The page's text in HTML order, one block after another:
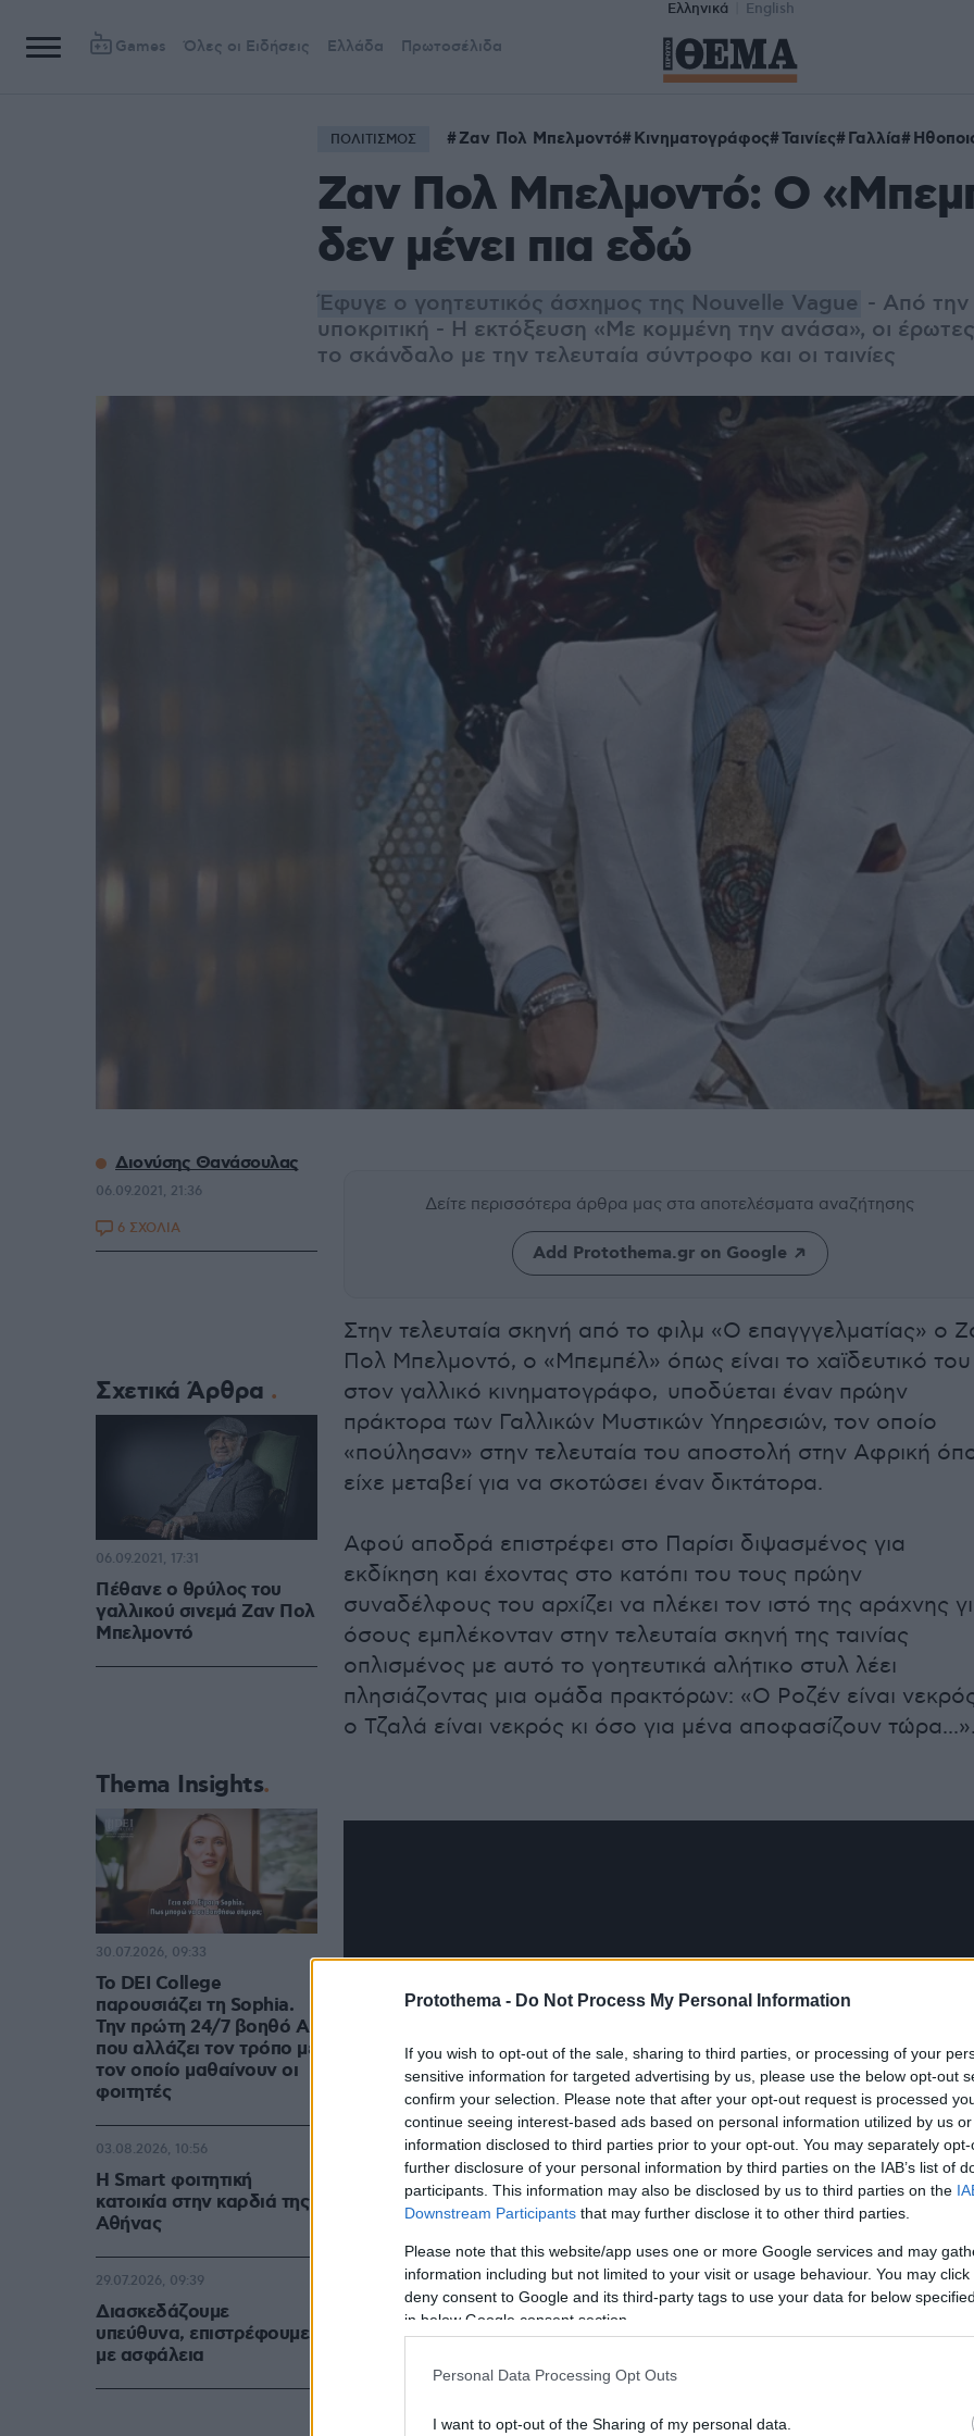
Protothema - Do Not Process My Personal Information
If you wish to opt-out of the sale, sharing to third parties, or processing of your
sensitive information for targeted advertising by us, please use the below opt-out
confirm your selection. Please note that after your opt-out request is processed
continue seeing interest-based ads based on personal information utilized by us
information disclosed to third parties prior to your opt-out. You may separately
further disclosure of your personal information by third parties on the IAB’s list of
participants. This information may also be disclosed by us to third parties on the
Downstream Participants that may further disclose it to other third parties.
Please note that this website/app uses one or more Google services and may
information including but not limited to your visit or usage behaviour. You may
deny consent to Google and its third-party tags to use your data for below
in below Google consent section.
Personal Data Processing Opt Outs
I want to opt-out of the Sharing of my personal data.
Ελληνικά English
Games Όλες οι Ειδήσεις Ελλάδα Πρωτοσέλιδα
ΠΟΛΙΤΙΣΜΟΣ Ζαν Πολ Μπελμοντό Κινηματογράφος Ταινίες Γαλλία
Ζαν Πολ Μπελμοντό: Ο
δεν μένει πια εδώ
Έφυγε ο γοητευτικός άσχημος της Nouvelle Vague - Από την
υποκριτική - Η εκτόξευση «Με κομμένη την ανάσα», οι
το σκάνδαλο με την τελευταία σύντροφο και οι ταινίες
Δείτε περισσότερα άρθρα μας στα αποτελέσματα αναζήτησης
Add Protothema.gr on Google
Στην τελευταία σκηνή από το φιλμ «Ο επαγγγελματίας» ο
Πολ Μπελμοντό, ο «Μπεμπέλ» όπως είναι το χαϊδευτικό του
στον γαλλικό κινηματογράφο, υποδύεται έναν πρώην
πράκτορα των Γαλλικών Μυστικών Υπηρεσιών, τον οποίο
«πούλησαν» στην τελευταία του αποστολή στην Αφρική
είχε μεταβεί για να σκοτώσει έναν δικτάτορα.
Αφού αποδρά επιστρέφει στο Παρίσι διψασμένος για
εκδίκηση και έχοντας στο κατόπι του τους πρώην
συναδέλφους του αρχίζει να πλέκει τον ιστό της αράχνης
όσους εμπλέκονταν στην τελευταία σκηνή της ταινίας
οπλισμένος με αυτό το γοητευτικά αλήτικο στυλ λέει
πλησιάζοντας μια ομάδα πρακτόρων: «Ο Ροζέν είναι
ο Τζαλά είναι νεκρός κι όσο για μένα αποφασίζουν
Διονύσης Θανάσουλας
06.09.2021, 21:36
6 ΣΧΟΛΙΑ
Σχετικά Άρθρα
Πέθανε ο θρύλος του
γαλλικού σινεμά Ζαν Πολ
Μπελμοντό
06.09.2021, 17:31
Thema Insights
Το DEI College
παρουσιάζει τη Sophia.
Την πρώτη 24/7 βοηθό AI
που αλλάζει τον τρόπο με
τον οποίο μαθαίνουν οι
φοιτητές
30.07.2026, 09:33
Η Smart φοιτητική
κατοικία στην καρδιά της
Αθήνας
03.08.2026, 10:56
Διασκεδάζουμε
υπεύθυνα, επιστρέφουμε
με ασφάλεια
29.07.2026, 09:39